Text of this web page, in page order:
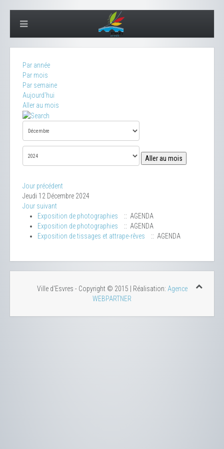
Par année
Par mois
Par semaine
Aujourd'hui
Aller au mois
Aller au mois
Jour précédent
Jeudi 12 Décembre 2024
Jour suivant
Exposition de photographies
:: AGENDA
Exposition de photographies
:: AGENDA
Exposition de tissages et attrape-rêves
:: AGENDA
Ville d'Esvres - Copyright © 2015 | Réalisation: Agence
WEBPARTNER